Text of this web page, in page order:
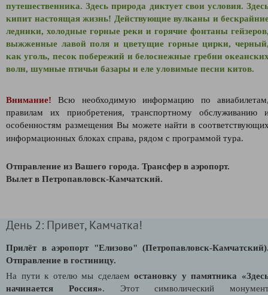
путешественника. Здесь природа диктует свои условия.
кипит настоящая жизнь! Действующие вулканы и
ледники, холодные горные реки и горячие фонтаны
выжженные лавой поля и цветущие горные цирки,
как уголь, песок побережий и белоснежные гребни
волн, шумные птичьи базары и еле уловимые песни китов.
Внимание!
Всю необходимую информацию по
правилам их приобретения, транспортному обслуживанию
особенностям размещения Вы можете найти в
информационных блоках справа, рядом с программой тура.
Отправление из Вашего города. Трансфер в аэропорт.
Вылет в Петропавловск-Камчатский.
День 2: Привет, Камчатка!
Прилёт в аэропорт "Елизово" (Петропавловск-
Отправление в гостиницу.
На пути к отелю мы сделаемостановку у памятника
начинается Россия». Этот символический